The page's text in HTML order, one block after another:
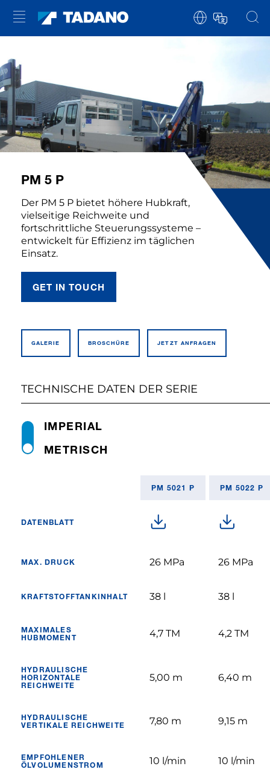
PM 5 P
Der PM 5 P bietet höhere Hubkraft,
vielseitige Reichweite und
fortschrittliche Steuerungssysteme –
entwickelt für Effizienz im täglichen
Einsatz.
GET IN TOUCH
GALERIE BROSCHÜRE JETZT ANFRAGEN
TECHNISCHE DATEN DER SERIE
METRISCH
IMPERIAL
PM 5021 P PM 5022 P
DATENBLATT
MAX. DRUCK 26 MPa 26 MPa
KRAFTSTOFFTANKINHALT 38 l 38 l
MAXIMALES
HUBMOMENT
4,7 TM 4,2 TM
HYDRAULISCHE
HORIZONTALE
REICHWEITE
5,00 m 6,40 m
HYDRAULISCHE
VERTIKALE REICHWEITE
7,80 m 9,15 m
EMPFOHLENER
ÖLVOLUMENSTROM
10 l/min 10 l/min